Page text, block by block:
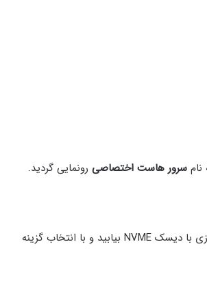
سرور هاست اختصاصیرونمایی گردید.
سرویس سرورهاست اختصاصی با قابلیت انتخاب منابع متنوع را میتوانید از لیست سرور های مجازی با دیسک NVME بیابید و با انتخاب گزینه